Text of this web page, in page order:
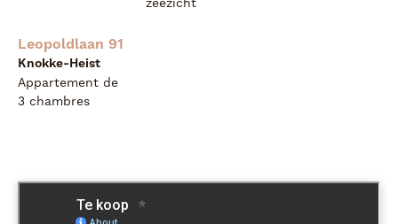
Leopoldlaan 91
Knokke-Heist
Appartement de
3 chambres